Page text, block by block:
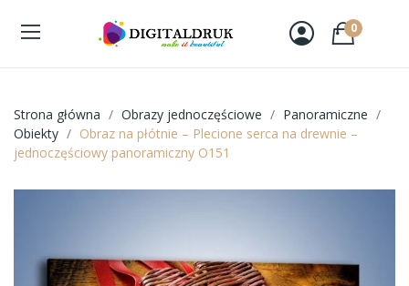
0
Strona główna Obrazy jednoczęściowe
Panoramiczne
Obiekty
Obraz na płótnie – Plecione serca na drewnie –
jednoczęściowy panoramiczny O151